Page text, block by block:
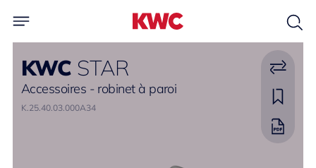
KWC STAR
Accessoires - robinet à paroi
K.25.40.03.000A34